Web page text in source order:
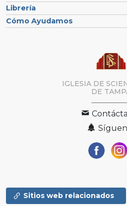
Librería
Cómo Ayudamos
IGLESIA DE
DE
Sitios web relacionados